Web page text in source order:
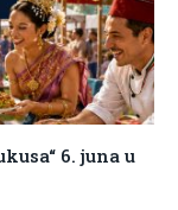
6. juna u